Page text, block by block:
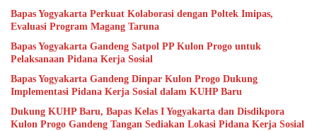
Bapas Yogyakarta Perkuat Kolaborasi dengan Poltek Imipas,
Evaluasi Program Magang Taruna
Bapas Yogyakarta Gandeng Satpol PP Kulon Progo untuk
Pelaksanaan Pidana Kerja Sosial
Bapas Yogyakarta Gandeng Dinpar Kulon Progo Dukung
Implementasi Pidana Kerja Sosial dalam KUHP Baru
Dukung KUHP Baru, Bapas Kelas I Yogyakarta dan Disdikpora
Kulon Progo Gandeng Tangan Sediakan Lokasi Pidana Kerja Sosial